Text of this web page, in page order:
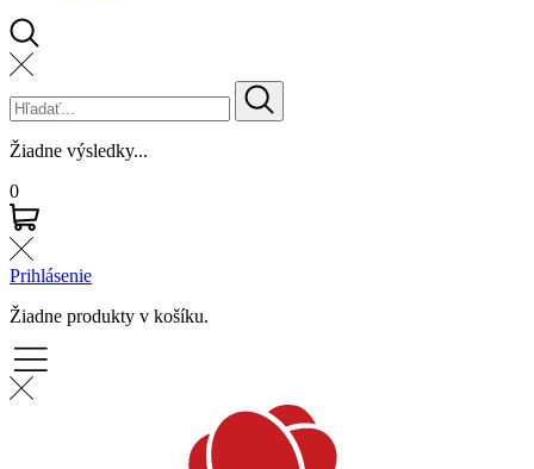
Žiadne výsledky...
0
Prihlásenie
Žiadne produkty v košíku.